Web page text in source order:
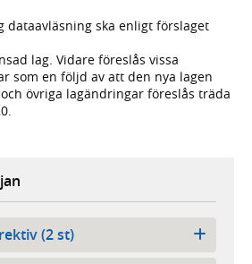
ska enligt förslaget
lag. Vidare föreslås vissa
som en följd av att den nya lagen
övriga lagändringar föreslås träda
(2 st)